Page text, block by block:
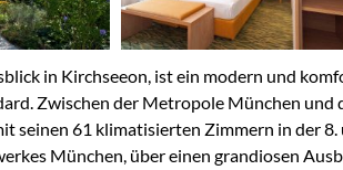
in Kirchseeon, ist ein modern und
Zwischen der Metropole München und
seinen 61 klimatisierten Zimmern in der 8.
München, über einen grandiosen